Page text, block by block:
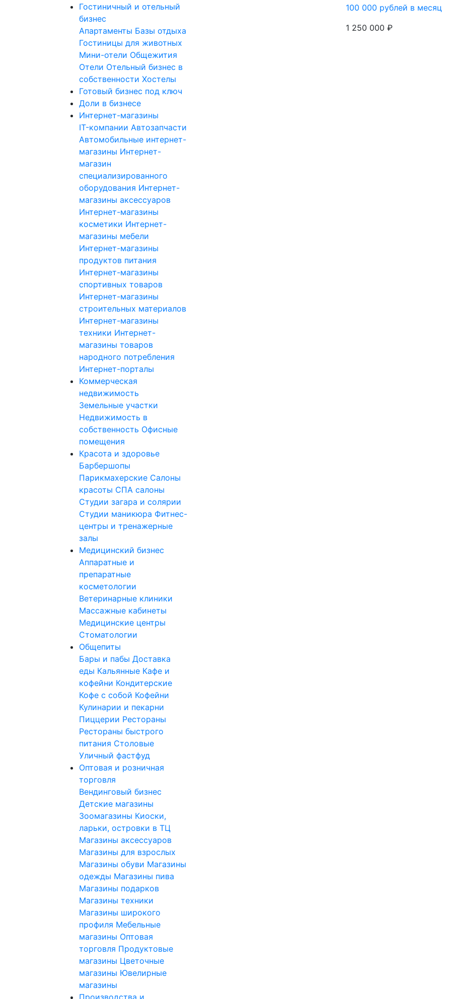
Гостиничный и отельный
бизнес
Апартаменты Базы отдыха
Гостиницы для животных
Мини-отели Общежития
Отели Отельный бизнес в
собственности Хостелы
Готовый бизнес под ключ
Доли в бизнесе
Интернет-магазины
IT-компании Автозапчасти
Автомобильные интернет-
магазины Интернет-
магазин
специализированного
оборудования Интернет-
магазины аксессуаров
Интернет-магазины
косметики Интернет-
магазины мебели
Интернет-магазины
продуктов питания
Интернет-магазины
спортивных товаров
Интернет-магазины
строительных материалов
Интернет-магазины
техники Интернет-
магазины товаров
народного потребления
Интернет-порталы
Коммерческая
недвижимость
Земельные участки
Недвижимость в
собственность Офисные
помещения
Красота и здоровье
Барбершопы
Парикмахерские Салоны
красоты СПА салоны
Студии загара и солярии
Студии маникюра Фитнес-
центры и тренажерные
залы
Медицинский бизнес
Аппаратные и
препаратные
косметологии
Ветеринарные клиники
Массажные кабинеты
Медицинские центры
Стоматологии
Общепиты
Бары и пабы Доставка
еды Кальянные Кафе и
кофейни Кондитерские
Кофе с собой Кофейни
Кулинарии и пекарни
Пиццерии Рестораны
Рестораны быстрого
питания Столовые
Уличный фастфуд
Оптовая и розничная
торговля
Вендинговый бизнес
Детские магазины
Зоомагазины Киоски,
ларьки, островки в ТЦ
Магазины аксессуаров
Магазины для взрослых
Магазины обуви Магазины
одежды Магазины пива
Магазины подарков
Магазины техники
Магазины широкого
профиля Мебельные
магазины Оптовая
торговля Продуктовые
магазины Цветочные
магазины Ювелирные
магазины
Производства и
100 000 рублей в месяц
1 250 000 ₽